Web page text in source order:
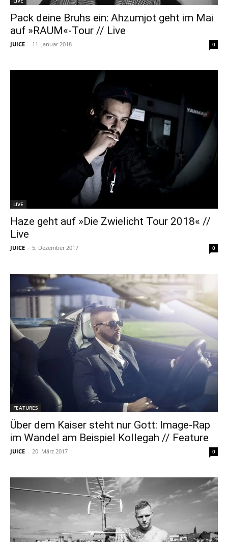
Pack deine Bruhs ein: Ahzumjot geht im Mai
auf »RAUM«-Tour // Live
JUICE - 11. Januar 2018 0
LIVE
Haze geht auf »Die Zwielicht Tour 2018« //
Live
JUICE - 5. Dezember 2017 0
FEATURES
Über dem Kaiser steht nur Gott: Image-Rap
im Wandel am Beispiel Kollegah // Feature
JUICE - 20. März 2017 0